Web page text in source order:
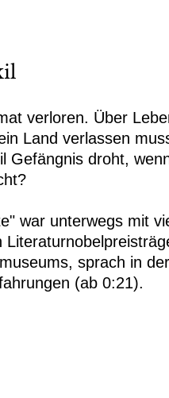
verloren. Über
Land verlassen
Gefängnis droht,
war unterwegs mit
sprach in
(ab 0:21).